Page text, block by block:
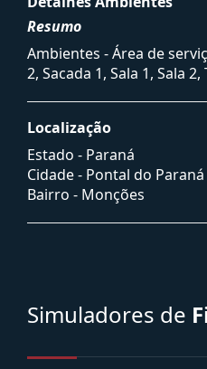
Resumo
Ambientes - Área de
2, Sacada 1, Sala 1, Sala
Localização
Estado - Paraná
Cidade - Pontal do Paraná
Bairro - Monções
Simuladores de